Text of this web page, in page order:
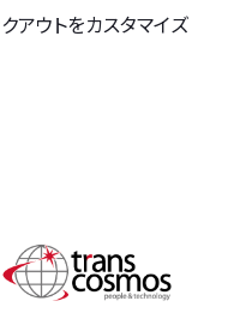
アウトをカスタマイズ